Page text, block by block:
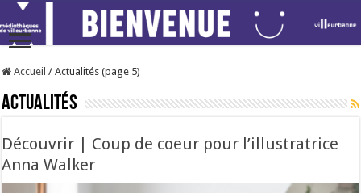
Accueil / Actualités (page 5)
Actualités
Découvrir | Coup de coeur pour l’illustratrice
Anna Walker